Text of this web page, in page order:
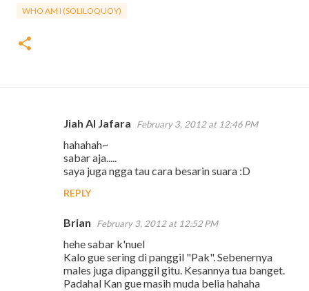
WHO AM I (SOLILOQUOY)
Jiah Al Jafara February 3, 2012 at 12:46 PM
hahahah~
sabar aja.....
saya juga ngga tau cara besarin suara :D
REPLY
Brian February 3, 2012 at 12:52 PM
hehe sabar k'nuel
Kalo gue sering di panggil "Pak". Sebenernya
males juga dipanggil gitu. Kesannya tua banget.
Padahal Kan gue masih muda belia hahaha